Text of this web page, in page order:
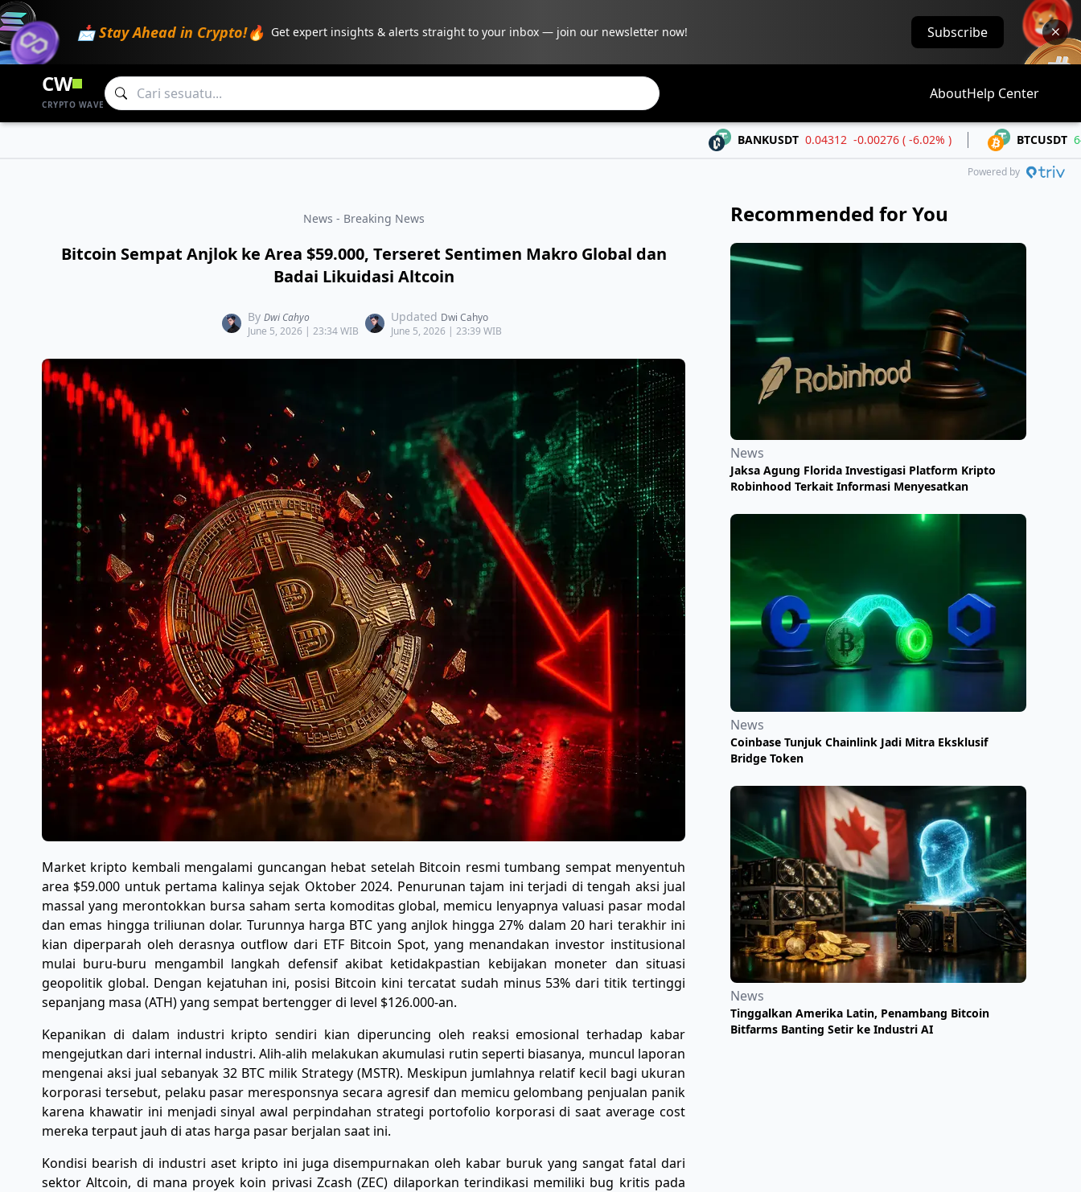
📩 Stay Ahead in Crypto!🔥 Get expert insights & alerts straight to your inbox — join our newsletter now! Subscribe
CW
CRYPTO WAVE
AboutHelp Center
BANKUSDT 0.04312 -0.00276 ( -6.02% ) BTCUSDT 64,822.0
Powered by
News - Breaking News
Bitcoin Sempat Anjlok ke Area $59.000, Terseret Sentimen Makro Global dan
Badai Likuidasi Altcoin
By Dwi Cahyo
June 5, 2026 | 23:34 WIB
Updated Dwi Cahyo
June 5, 2026 | 23:39 WIB
Market kripto kembali mengalami guncangan hebat setelah Bitcoin resmi tumbang sempat menyentuh
area $59.000 untuk pertama kalinya sejak Oktober 2024. Penurunan tajam ini terjadi di tengah aksi jual
massal yang merontokkan bursa saham serta komoditas global, memicu lenyapnya valuasi pasar modal
dan emas hingga triliunan dolar. Turunnya harga BTC yang anjlok hingga 27% dalam 20 hari terakhir ini
kian diperparah oleh derasnya outflow dari ETF Bitcoin Spot, yang menandakan investor institusional
mulai buru-buru mengambil langkah defensif akibat ketidakpastian kebijakan moneter dan situasi
geopolitik global. Dengan kejatuhan ini, posisi Bitcoin kini tercatat sudah minus 53% dari titik tertinggi
sepanjang masa (ATH) yang sempat bertengger di level $126.000-an.
​Kepanikan di dalam industri kripto sendiri kian diperuncing oleh reaksi emosional terhadap kabar
mengejutkan dari internal industri. Alih-alih melakukan akumulasi rutin seperti biasanya, muncul laporan
mengenai aksi jual sebanyak 32 BTC milik Strategy (MSTR). Meskipun jumlahnya relatif kecil bagi ukuran
korporasi tersebut, pelaku pasar meresponsnya secara agresif dan memicu gelombang penjualan panik
karena khawatir ini menjadi sinyal awal perpindahan strategi portofolio korporasi di saat average cost
mereka terpaut jauh di atas harga pasar berjalan saat ini.
​Kondisi bearish di industri aset kripto ini juga disempurnakan oleh kabar buruk yang sangat fatal dari
sektor Altcoin, di mana proyek koin privasi Zcash (ZEC) dilaporkan terindikasi memiliki bug kritis pada
Recommended for You
News
Jaksa Agung Florida Investigasi Platform Kripto
Robinhood Terkait Informasi Menyesatkan
News
Coinbase Tunjuk Chainlink Jadi Mitra Eksklusif
Bridge Token
News
Tinggalkan Amerika Latin, Penambang Bitcoin
Bitfarms Banting Setir ke Industri AI